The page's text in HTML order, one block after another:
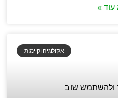
עוד »
אקולוגיה וקיימות